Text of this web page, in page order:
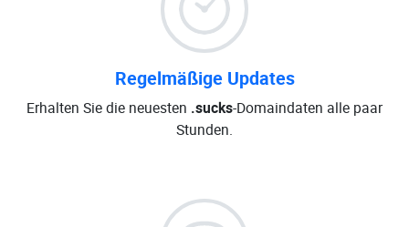
Regelmäßige Updates
Erhalten Sie die neuesten .sucks-Domaindaten alle paar
Stunden.